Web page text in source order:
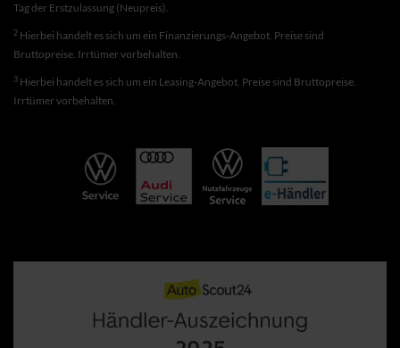
Tag der Erstzulassung (Neupreis).
2 Hierbei handelt es sich um ein Finanzierungs-Angebot. Preise sind
Bruttopreise. Irrtümer vorbehalten.
3 Hierbei handelt es sich um ein Leasing-Angebot. Preise sind Bruttopreise.
Irrtümer vorbehalten.